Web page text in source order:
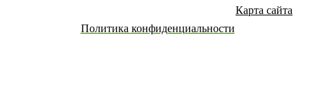
Карта сайта
Политика конфиденциальности